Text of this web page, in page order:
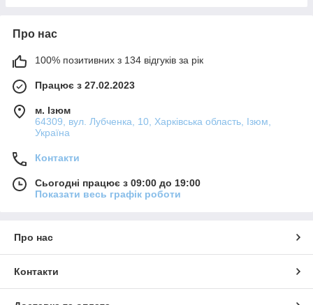
Про нас
100% позитивних з 134 відгуків за рік
Працює з 27.02.2023
м. Ізюм
64309, вул. Лубченка, 10, Харківська область, Ізюм,
Україна
Контакти
Сьогодні працює з 09:00 до 19:00
Показати весь графік роботи
Про нас
Контакти